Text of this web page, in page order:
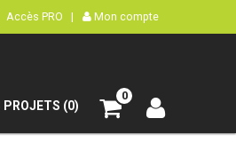
Accès PRO | Mon compte
PROJETS (0)
0